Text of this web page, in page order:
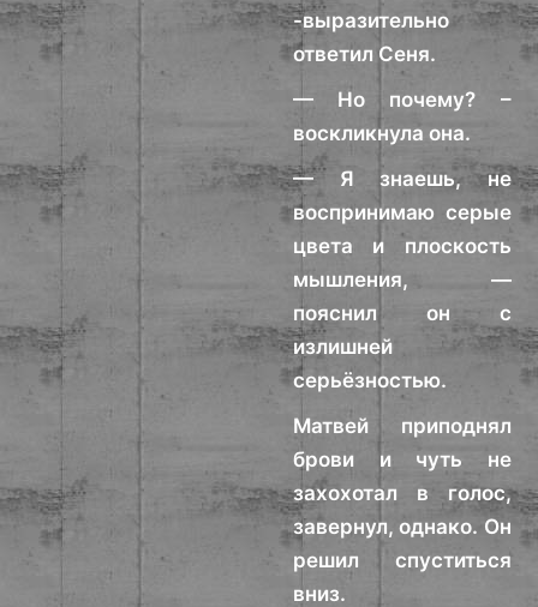
-выразительно
ответил Сеня.
— Но почему? –
воскликнула она.
— Я знаешь, не
воспринимаю серые
цвета и плоскость
мышления, —
пояснил он с
излишней
серьёзностью.
Матвей приподнял
брови и чуть не
захохотал в голос,
завернул, однако. Он
решил спуститься
вниз.